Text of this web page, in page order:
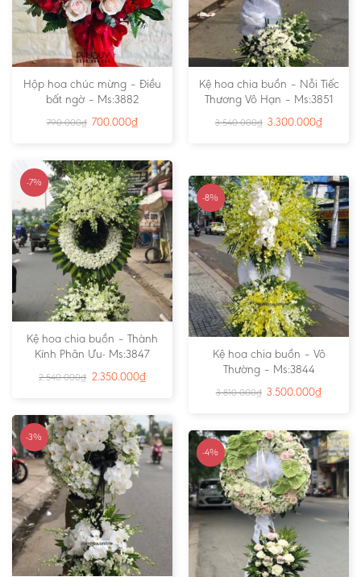
Hộp hoa chúc mừng – Điều
bất ngờ – Ms:3882
790.000₫ 700.000₫
Kệ hoa chia buồn – Nỗi Tiếc
Thương Vô Hạn – Ms:3851
3.540.000₫ 3.300.000₫
-7%
Kệ hoa chia buồn – Thành
Kính Phân Ưu- Ms:3847
2.540.000₫ 2.350.000₫
-8%
Kệ hoa chia buồn – Vô
Thường – Ms:3844
3.810.000₫ 3.500.000₫
-3%
-4%